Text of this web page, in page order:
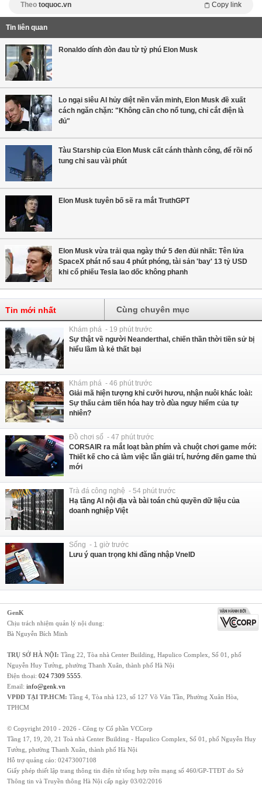
Theo toquoc.vn Copy link
Tin liên quan
Ronaldo dính đòn đau từ tỷ phú Elon Musk
Lo ngại siêu AI hủy diệt nền văn minh, Elon Musk đề xuất
cách ngăn chặn: "Không cần cho nổ tung, chỉ cắt điện là
đủ"
Tàu Starship của Elon Musk cất cánh thành công, để rồi nổ
tung chỉ sau vài phút
Elon Musk tuyên bố sẽ ra mắt TruthGPT
Elon Musk vừa trải qua ngày thứ 5 đen đủi nhất: Tên lửa
SpaceX phát nổ sau 4 phút phóng, tài sản 'bay' 13 tỷ USD
khi cổ phiếu Tesla lao dốc không phanh
Tin mới nhất Cùng chuyên mục
Khám phá - 19 phút trước
Sự thật về người Neanderthal, chiến thần thời tiền sử bị
hiểu lầm là kẻ thất bại
Khám phá - 46 phút trước
Giải mã hiện tượng khỉ cưỡi hươu, nhận nuôi khác loài:
Sự thấu cảm tiến hóa hay trò đùa nguy hiểm của tự
nhiên?
Đồ chơi số - 47 phút trước
CORSAIR ra mắt loạt bàn phím và chuột chơi game mới:
Thiết kế cho cả làm việc lẫn giải trí, hướng đến game thủ
mới
Trà đá công nghệ - 54 phút trước
Hạ tầng AI nội địa và bài toán chủ quyền dữ liệu của
doanh nghiệp Việt
Sống - 1 giờ trước
Lưu ý quan trọng khi đăng nhập VneID
GenK
Chịu trách nhiệm quản lý nội dung:
Bà Nguyễn Bích Minh
TRỤ SỞ HÀ NỘI: Tầng 22, Tòa nhà Center Building, Hapulico Complex, Số 01, phố
Nguyễn Huy Tưởng, phường Thanh Xuân, thành phố Hà Nội
Điện thoại: 024 7309 5555
Email: info@genk.vn
VPĐD TẠI TP.HCM: Tầng 4, Tòa nhà 123, số 127 Võ Văn Tần, Phường Xuân Hòa,
TPHCM
© Copyright 2010 - 2026 - Công ty Cổ phần VCCorp
Tầng 17, 19, 20, 21 Toà nhà Center Building - Hapulico Complex, Số 01, phố Nguyễn Huy
Tưởng, phường Thanh Xuân, thành phố Hà Nội
Hỗ trợ quảng cáo: 02473007108
Giấy phép thiết lập trang thông tin điện tử tổng hợp trên mạng số 460/GP-TTĐT do Sở
Thông tin và Truyền thông Hà Nội cấp ngày 03/02/2016